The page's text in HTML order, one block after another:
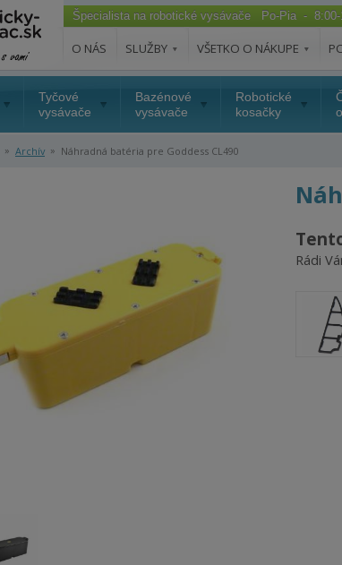
Špecialista na robotické vysávače Po-Pia -
O NÁS SLUŽBY VŠETKO O NÁKUPE
Tyčové
vysávače
Bazénové
vysávače
Robotické
kosačky
» Archív » Náhradná batéria pre Goddess CL490
Rádi